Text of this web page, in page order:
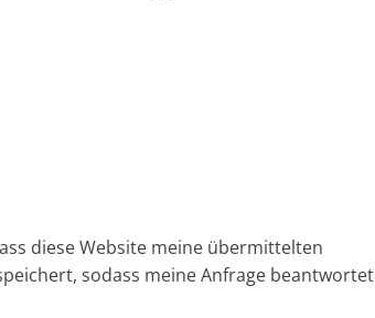
diese Website meine übermittelten
sodass meine Anfrage beantwortet